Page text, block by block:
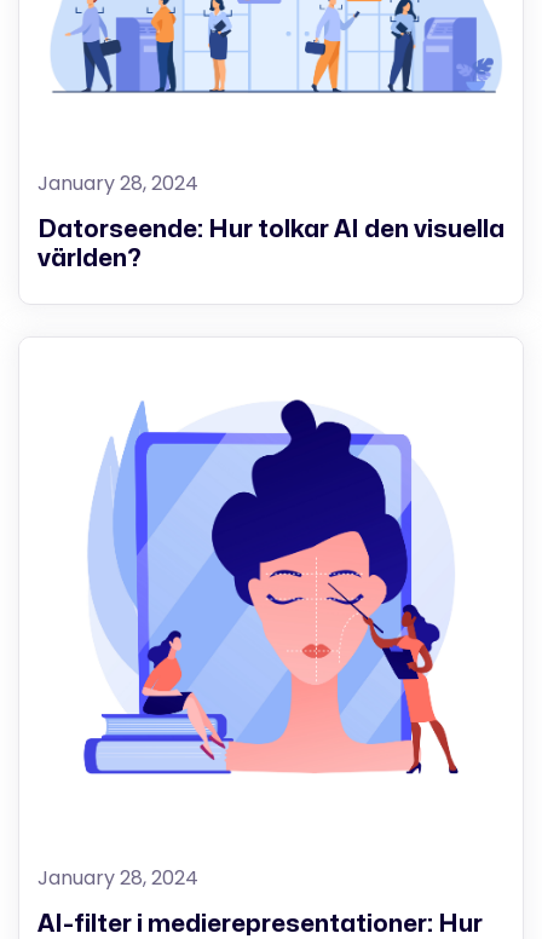
January 28, 2024
Datorseende: Hur tolkar AI den visuella
världen?
January 28, 2024
AI-filter i medierepresentationer: Hur